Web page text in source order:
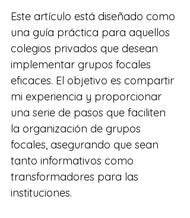
Este artículo está diseñado como
una guía práctica para aquellos
colegios privados que desean
implementar grupos focales
eficaces. El objetivo es compartir
mi experiencia y proporcionar
una serie de pasos que faciliten
la organización de grupos
focales, asegurando que sean
tanto informativos como
transformadores para las
instituciones.